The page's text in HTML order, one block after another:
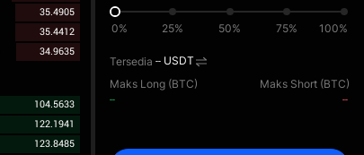
35.4905
35.4412
34.9635
104.5633
122.1941
123.8485
0% 25% 50% 75% 100%
Tersedia -- USDT
Maks Long (BTC)
--
Maks Short (BTC)
--